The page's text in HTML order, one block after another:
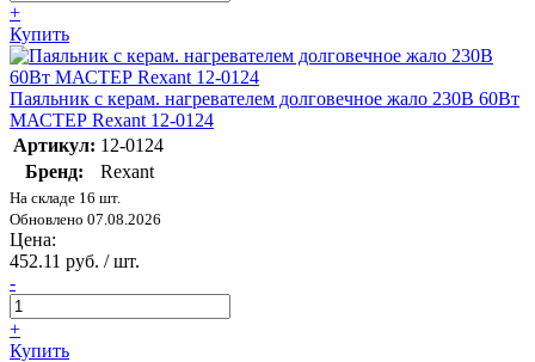
+
Купить
Паяльник с керам. нагревателем долговечное жало 230В 60Вт
МАСТЕР Rexant 12-0124
Артикул: 12-0124
Бренд:
Rexant
На складе 16 шт.
Обновлено 07.08.2026
Цена:
452.11 руб. / шт.
-
+
Купить